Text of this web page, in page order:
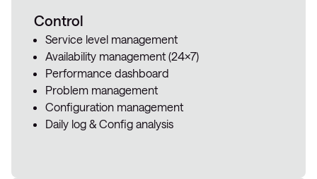
Control
Service level management
Availability management (24×7)
Performance dashboard
Problem management
Configuration management
Daily log & Config analysis